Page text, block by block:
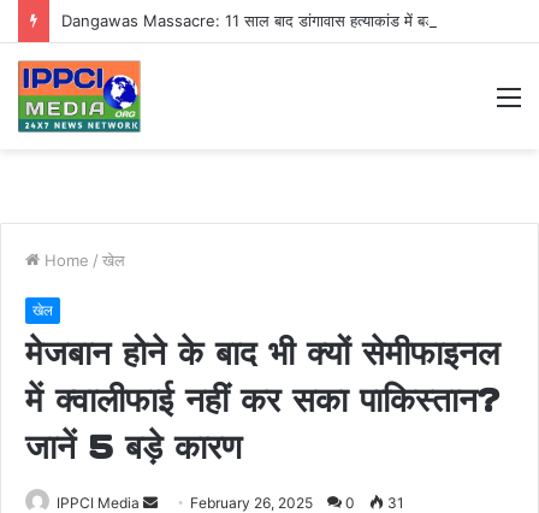
Home / खेल
खेल
मेजबान होने के बाद भी क्यों सेमीफाइनल
में क्वालीफाई नहीं कर सका पाकिस्तान?
जानें 5 बड़े कारण
IPPCI Media
Send February 26, 2025 0 31